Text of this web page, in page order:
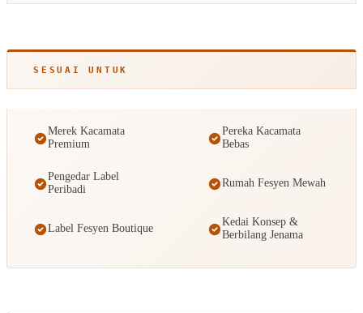
SESUAI UNTUK
Merek Kacamata
Premium
Pereka Kacamata
Bebas
Pengedar Label
Peribadi
Rumah Fesyen Mewah
Label Fesyen Boutique
Kedai Konsep &
Berbilang Jenama